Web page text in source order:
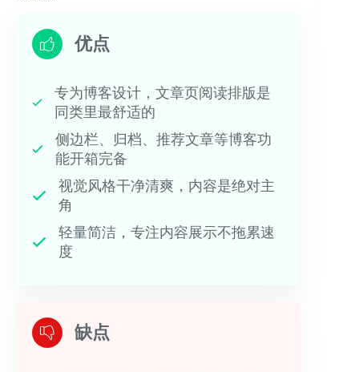
优点
专为博客设计，文章页阅读排版是
同类里最舒适的
侧边栏、归档、推荐文章等博客功
能开箱完备
视觉风格干净清爽，内容是绝对主
角
轻量简洁，专注内容展示不拖累速
度
缺点